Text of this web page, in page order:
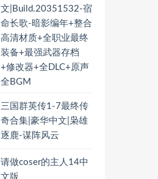
文|Build.20351532-宿
命长歌-暗影编年+整合
高清材质+全职业最终
装备+最强武器存档
+修改器+全DLC+原声
全BGM
三国群英传1-7最终传
奇合集|豪华中文|枭雄
逐鹿-谋阵风云
请做coser的主人14中
文版